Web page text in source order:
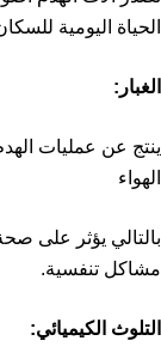
الحياة اليومية
الغبار:
ينتج عن عمليات
الهواء
بالتالي يؤثر على
مشاكل تنفسية.
التلوث الكيميائي: